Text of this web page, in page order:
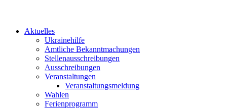
Aktuelles
Ukrainehilfe
Amtliche Bekanntmachungen
Stellenausschreibungen
Ausschreibungen
Veranstaltungen
Veranstaltungsmeldung
Wahlen
Ferienprogramm